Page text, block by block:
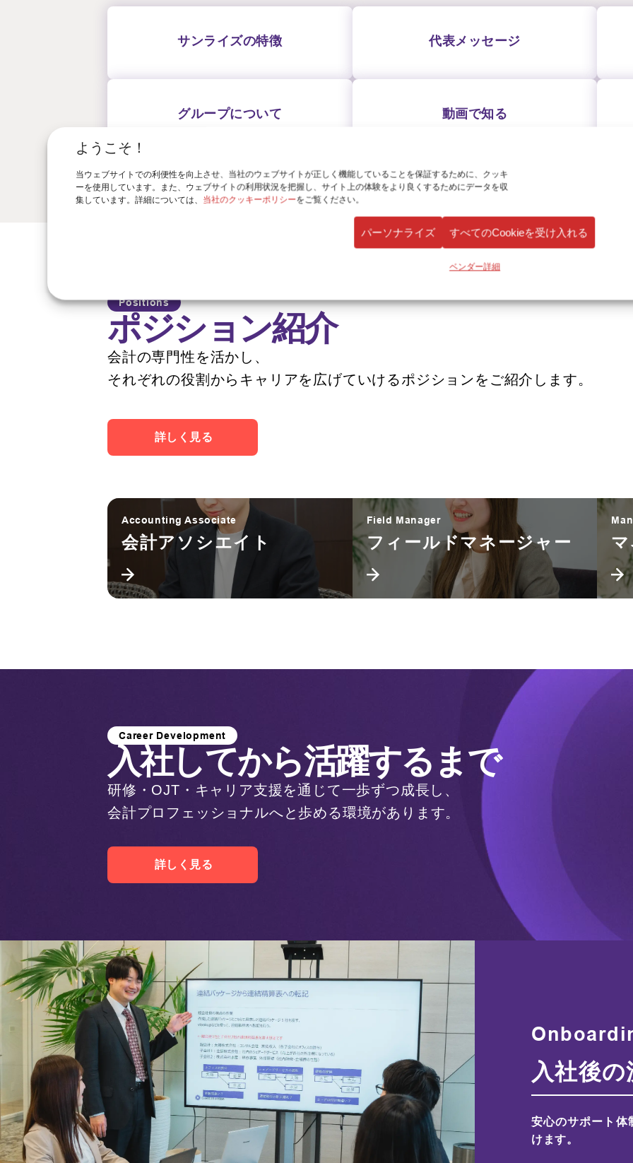
ようこそ！
当ウェブサイトでの利便性を向上させ、当社のウェブサイトが正しく機能していることを保証するために、クッキ
ーを使用しています。また、ウェブサイトの利用状況を把握し、サイト上の体験をより良くするためにデータを収
集しています。詳細については、 当社のクッキーポリシーをご覧ください。
すべてのCookieを受け入れる
パーソナライズ
ベンダー詳細
サンライズの特徴 代表メッセージ
グループについて 動画で知る
Positions
ポジション紹介
会計の専門性を活かし、
それぞれの役割からキャリアを広げていけるポジションをご紹介します。
詳しく見る
Accounting Associate
会計アソシエイト
Field Manager
フィールドマネージャー
Career Development
入社してから活躍するまで
研修・OJT・キャリア支援を通じて一歩ずつ成長し、
会計プロフェッショナルへと歩める環境があります。
詳しく見る
入社後
安心のサポート体
けます。